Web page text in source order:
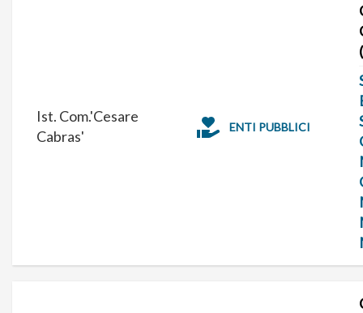
Ist. Com.'Cesare
Cabras'
ENTI PUBBLICI